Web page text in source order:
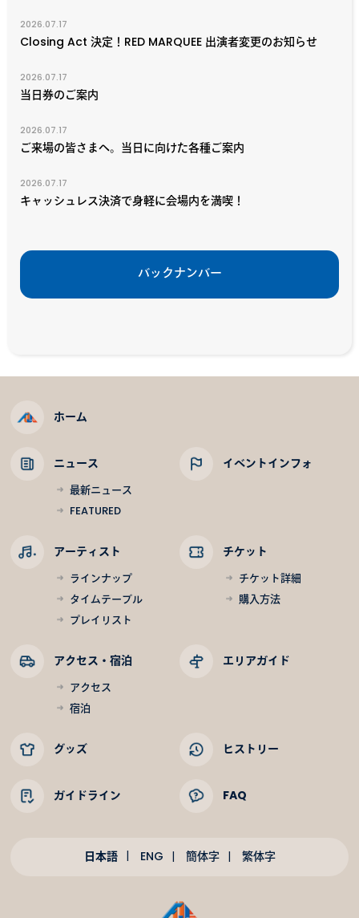
2026.07.17
Closing Act 決定！RED MARQUEE 出演者変更のお知らせ
2026.07.17
当日券のご案内
2026.07.17
ご来場の皆さまへ。当日に向けた各種ご案内
2026.07.17
キャッシュレス決済で身軽に会場内を満喫！
バックナンバー
ホーム
ニュース
最新ニュース
FEATURED
イベントインフォ
アーティスト
ラインナップ
タイムテーブル
プレイリスト
チケット
チケット詳細
購入方法
アクセス・宿泊
アクセス
宿泊
エリアガイド
グッズ ヒストリー
ガイドライン FAQ
日本語 ENG 簡体字 繁体字